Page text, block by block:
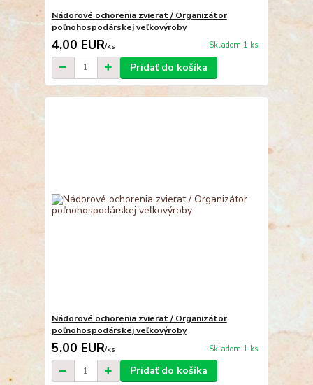
Nádorové ochorenia zvierat / Organizátor
poľnohospodárskej veľkovýroby
4,00 EUR/ks Skladom 1 ks
Pridať do košíka
Nádorové ochorenia zvierat / Organizátor
poľnohospodárskej veľkovýroby
5,00 EUR/ks Skladom 1 ks
Pridať do košíka